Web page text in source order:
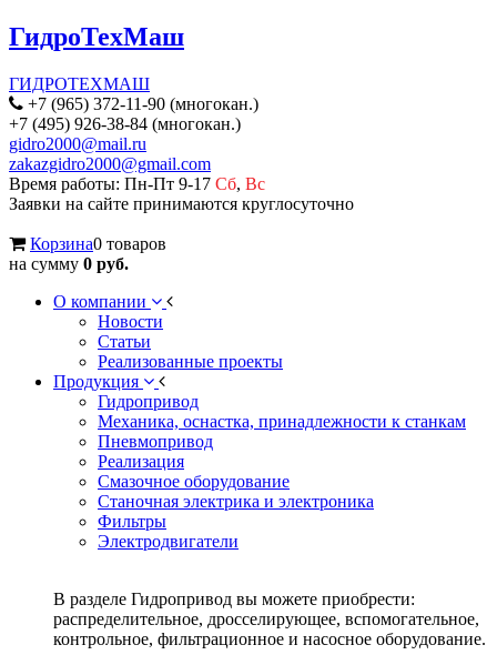
ГидроТехМаш
ГИДРОТЕХМАШ
+7 (965) 372-11-90 (многокан.)
+7 (495) 926-38-84 (многокан.)
gidro2000@mail.ru
zakazgidro2000@gmail.com
Время работы: Пн-Пт 9-17 Сб, Вс
Заявки на сайте принимаются круглосуточно
Корзина0 товаров
на сумму 0 руб.
О компании
Новости
Статьи
Реализованные проекты
Продукция
Гидропривод
Механика, оснастка, принадлежности к станкам
Пневмопривод
Реализация
Смазочное оборудование
Станочная электрика и электроника
Фильтры
Электродвигатели
В разделе Гидропривод вы можете приобрести:
распределительное, дросселирующее, вспомогательное,
контрольное, фильтрационное и насосное оборудование.